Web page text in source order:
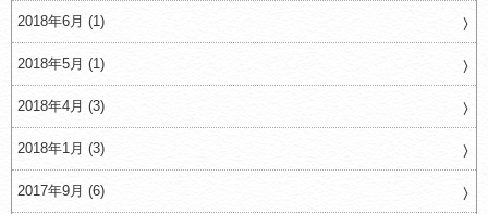
2018年6月 (1)
2018年5月 (1)
2018年4月 (3)
2018年1月 (3)
2017年9月 (6)